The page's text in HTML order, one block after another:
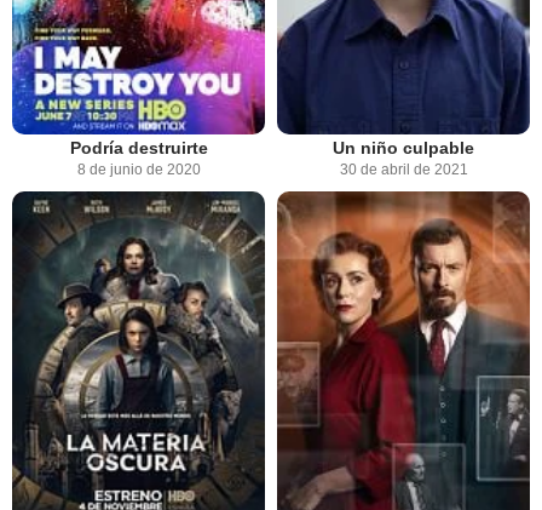
Podría destruirte
8 de junio de 2020
Un niño culpable
30 de abril de 2021